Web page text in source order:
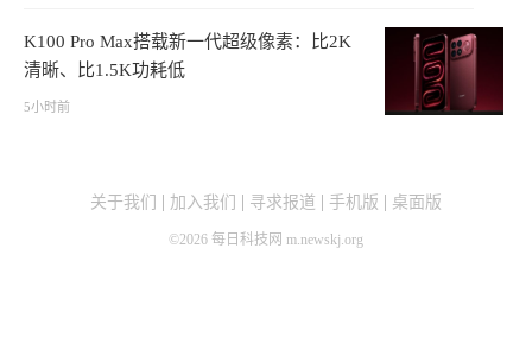
K100 Pro Max搭载新一代超级像素：比2K
清晰、比1.5K功耗低
5小时前
关于我们 加入我们 寻求报道 手机版 桌面版
©2026 每日科技网 m.newskj.org